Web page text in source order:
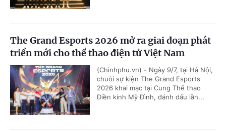
The Grand Esports 2026 mở ra giai đoạn phát
triển mới cho thể thao điện tử Việt Nam
(Chinhphu.vn) - Ngày 9/7, tại Hà Nội,
chuỗi sự kiện The Grand Esports
2026 khai mạc tại Cung Thể thao
Điền kinh Mỹ Đình, đánh dấu lần...